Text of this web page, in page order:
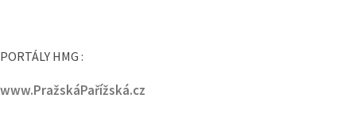
www.onlyfashion.cz
www.luxusniplaze.cz